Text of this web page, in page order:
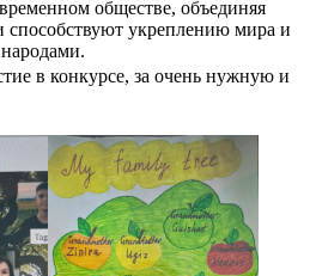
обществе, объединяя
укреплению мира и
в конкурсе, за очень нужную и